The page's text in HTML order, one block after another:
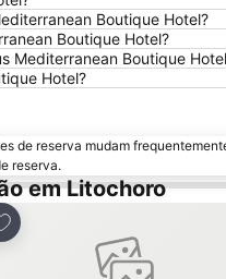
Boutique Hotel?
Boutique Hotel?
Mediterranean Boutique
Hotel?
de reserva mudam
reserva.
em Litochoro
aos favoritos